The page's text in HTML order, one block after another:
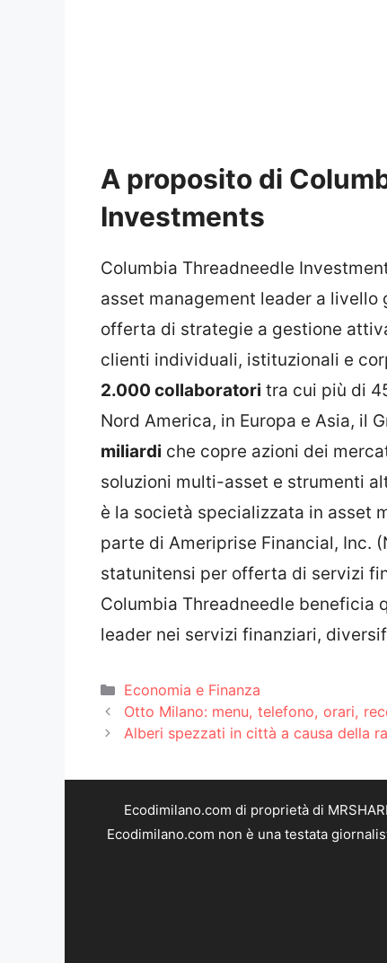
A proposito di
Investments
Columbia Threadneedle
asset management leader a livello
offerta di strategie a gestione
clienti individuali, istituzionali e
2.000 collaboratori tra cui più di
Nord America, in Europa e Asia, il
miliardi che copre azioni dei
soluzioni multi-asset e strumenti
è la società specializzata in asset
parte di Ameriprise Financial, Inc.
statunitensi per offerta di servizi
Columbia Threadneedle beneficia
leader nei servizi finanziari,
Categorie
Economia e Finanza
Otto Milano: menu, telefono, orari,
Alberi spezzati in città a causa della
Ecodimilano.com di proprietà di
Ecodimilano.com non è una testata